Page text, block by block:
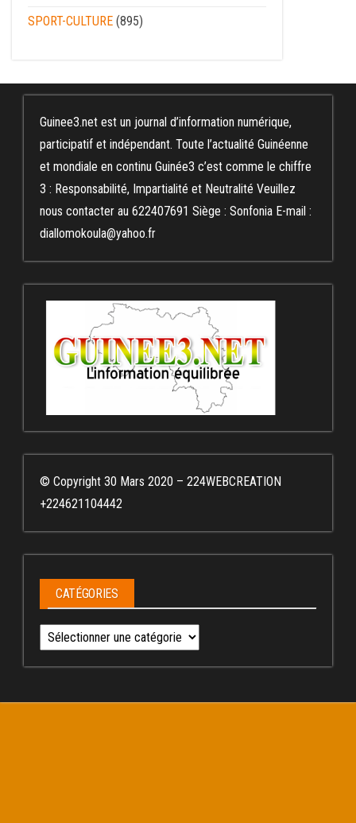
SPORT-CULTURE (895)
Guinee3.net est un journal d’information numérique,
participatif et indépendant. Toute l’actualité Guinéenne
et mondiale en continu Guinée3 c’est comme le chiffre
3 : Responsabilité, Impartialité et Neutralité Veuillez
nous contacter au 622407691 Siège : Sonfonia E-mail :
diallomokoula@yahoo.fr
© Copyright 30 Mars 2020 – 224WEBCREATION
+224621104442
CATÉGORIES
Catégories